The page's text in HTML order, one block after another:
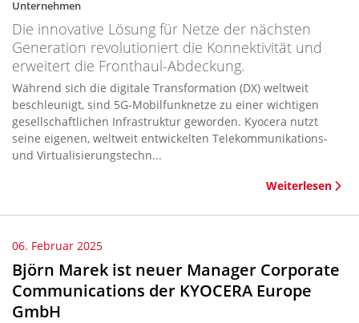
Unternehmen
Die innovative Lösung für Netze der nächsten
Generation revolutioniert die Konnektivität und
erweitert die Fronthaul-Abdeckung.
Während sich die digitale Transformation (DX) weltweit
beschleunigt, sind 5G-Mobilfunknetze zu einer wichtigen
gesellschaftlichen Infrastruktur geworden. Kyocera nutzt
seine eigenen, weltweit entwickelten Telekommunikations-
und Virtualisierungstechn...
Weiterlesen
06. Februar 2025
Björn Marek ist neuer Manager Corporate
Communications der KYOCERA Europe
GmbH